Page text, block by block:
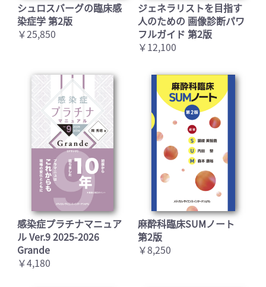
シュロスバーグの臨床感
染症学 第2版
￥25,850
ジェネラリストを目指す
人のための 画像診断パワ
フルガイド 第2版
￥12,100
感染症プラチナマニュア
ル Ver.9 2025-2026
Grande
￥4,180
麻酔科臨床SUMノート
第2版
￥8,250